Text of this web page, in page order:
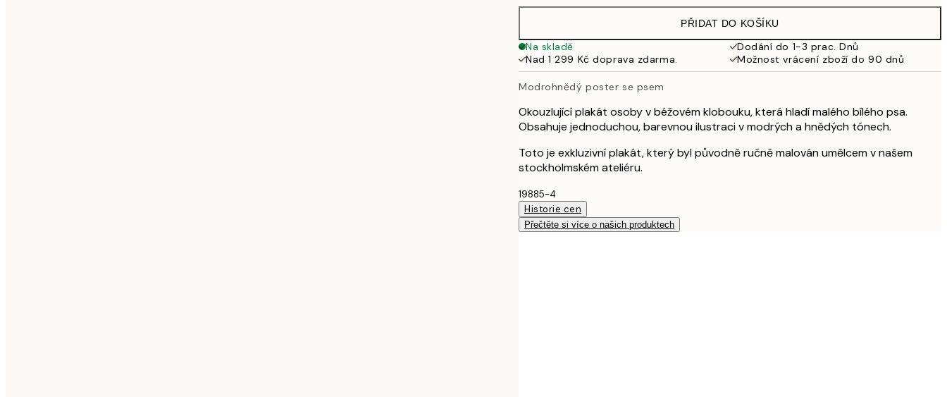
499 Kč
925 Kč
100x150 cm 1 307,50 Kč
2 615 Kč
PŘIDAT DO KOŠÍKU
Na skladě
Dodání do 1-3 prac. Dnů
Nad 1 299 Kč doprava zdarma.
Možnost vrácení zboží do 90 dnů
Modrohnědý poster se psem
Okouzlující plakát osoby v béžovém klobouku, která hladí malého bílého psa.
Obsahuje jednoduchou, barevnou ilustraci v modrých a hnědých tónech.
Toto je exkluzivní plakát, který byl původně ručně malován umělcem v našem
stockholmském ateliéru.
19885-4
Historie cen
Přečtěte si více o našich produktech